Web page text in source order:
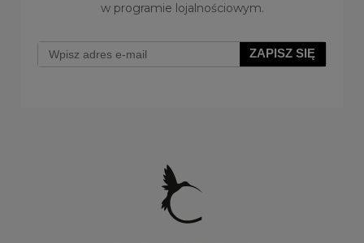
w programie lojalnościowym.
ZAPISZ SIĘ